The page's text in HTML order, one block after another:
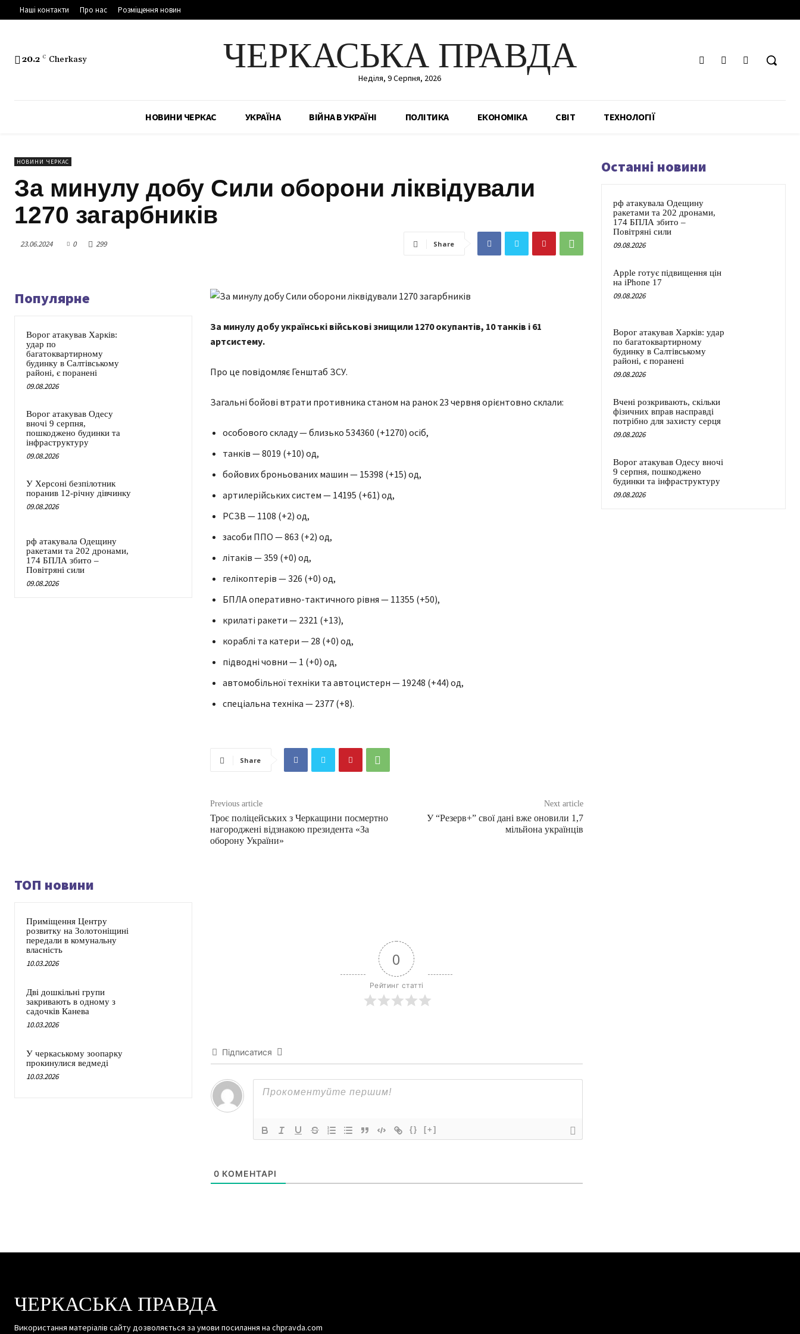
Наші контакти Про нас Розміщення новин
20.2 C Cherkasy ЧЕРКАСЬКА ПРАВДА
Неділя, 9 Серпня, 2026
НОВИНИ ЧЕРКАС УКРАЇНА ВІЙНА В УКРАЇНІ ПОЛІТИКА ЕКОНОМІКА СВІТ ТЕХНОЛОГІЇ
НОВИНИ ЧЕРКАС
За минулу добу Сили оборони ліквідували
1270 загарбників
23.06.2024 0 299 Share
Популярне
Ворог атакував Харків:
удар по
багатоквартирному
будинку в Салтівському
районі, є поранені
09.08.2026
Ворог атакував Одесу
вночі 9 серпня,
пошкоджено будинки та
інфраструктуру
09.08.2026
У Херсоні безпілотник
поранив 12-річну дівчинку
09.08.2026
рф атакувала Одещину
ракетами та 202 дронами,
174 БПЛА збито –
Повітряні сили
09.08.2026
За минулу добу українські військові знищили 1270 окупантів, 10 танків і 61
артсистему.
Про це повідомляє Генштаб ЗСУ.
Загальні бойові втрати противника станом на ранок 23 червня орієнтовно склали:
особового складу — близько 534360 (+1270) осіб,
танків — 8019 (+10) од,
бойових броньованих машин — 15398 (+15) од,
артилерійських систем — 14195 (+61) од,
РСЗВ — 1108 (+2) од,
засоби ППО — 863 (+2) од,
літаків — 359 (+0) од,
гелікоптерів — 326 (+0) од,
БПЛА оперативно-тактичного рівня — 11355 (+50),
крилаті ракети — 2321 (+13),
кораблі та катери — 28 (+0) од,
підводні човни — 1 (+0) од,
автомобільної техніки та автоцистерн — 19248 (+44) од,
спеціальна техніка — 2377 (+8).
Share
Previous article
Троє поліцейських з Черкащини посмертно
нагороджені відзнакою президента «За
оборону України»
Next article
У “Резерв+” свої дані вже оновили 1,7
мільйона українців
ТОП новини
Приміщення Центру
розвитку на Золотоніщині
передали в комунальну
власність
10.03.2026
Дві дошкільні групи
закривають в одному з
садочків Канева
10.03.2026
У черкаському зоопарку
прокинулися ведмеді
10.03.2026
0
Рейтинг статті
Підписатися
{} [+]
0 КОМЕНТАРІ
Останні новини
рф атакувала Одещину
ракетами та 202 дронами,
174 БПЛА збито –
Повітряні сили
09.08.2026
Apple готує підвищення цін
на iPhone 17
09.08.2026
Ворог атакував Харків: удар
по багатоквартирному
будинку в Салтівському
районі, є поранені
09.08.2026
Вчені розкривають, скільки
фізичних вправ насправді
потрібно для захисту серця
09.08.2026
Ворог атакував Одесу вночі
9 серпня, пошкоджено
будинки та інфраструктуру
09.08.2026
ЧЕРКАСЬКА ПРАВДА
Використання матеріалів сайту дозволяється за умови посилання на chpravda.com